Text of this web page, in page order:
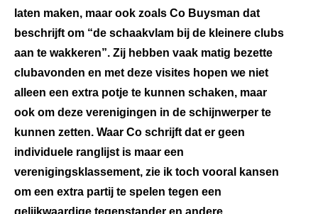
laten maken, maar ook zoals Co Buysman dat
beschrijft om “de schaakvlam bij de kleinere clubs
aan te wakkeren”. Zij hebben vaak matig bezette
clubavonden en met deze visites hopen we niet
alleen een extra potje te kunnen schaken, maar
ook om deze verenigingen in de schijnwerper te
kunnen zetten. Waar Co schrijft dat er geen
individuele ranglijst is maar een
verenigingsklassement, zie ik toch vooral kansen
om een extra partij te spelen tegen een
gelijkwaardige tegenstander en andere